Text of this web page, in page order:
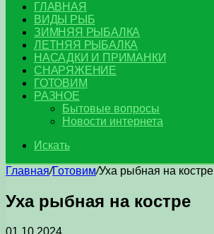
ГЛАВНАЯ
ВИДЫ РЫБ
ЗИМНЯЯ РЫБАЛКА
ЛЕТНЯЯ РЫБАЛКА
НАСАДКИ И ПРИМАНКИ
СНАРЯЖЕНИЕ
ГОТОВИМ
РАЗНОЕ
Бытовые вопросы
Новости интернета
Искать
Главная/Готовим/Уха рыбная на костре
Уха рыбная на костре
01.10.2024